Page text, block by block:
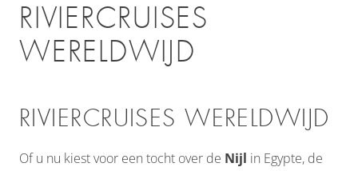
RIVIERCRUISES
WERELDWIJD
RIVIERCRUISES WERELDWIJD
Of u nu kiest voor een tocht over de Nijl in Egypte, de